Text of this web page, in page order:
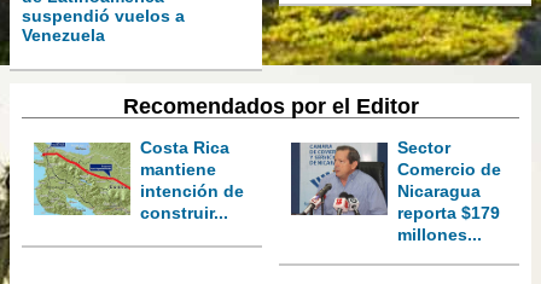
suspendió vuelos a
Venezuela
Recomendados por el Editor
Costa Rica
mantiene
intención de
construir...
Sector
Comercio de
Nicaragua
reporta $179
millones...